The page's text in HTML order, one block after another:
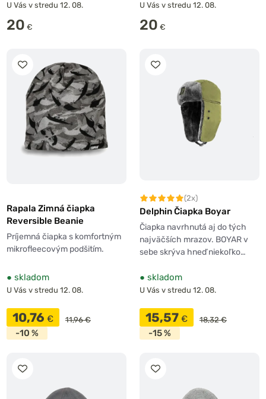
U Vás v stredu 12. 08.
20 €
U Vás v stredu 12. 08.
20 €
Rapala Zimná čiapka
Reversible Beanie
Príjemná čiapka s komfortným
mikrofleecovým podšitím.
● skladom
U Vás v stredu 12. 08.
10,76 € 11,96 €
-10 %
(2x)
Delphin Čiapka Boyar
Čiapka navrhnutá aj do tých
najväčších mrazov. BOYAR v
sebe skrýva hneď niekoľko…
● skladom
U Vás v stredu 12. 08.
15,57 € 18,32 €
-15 %